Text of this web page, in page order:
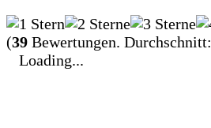
(39 Bewertungen. Durchschnitt:
Loading...